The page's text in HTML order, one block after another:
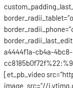
a4444f1a-cb4a-
[et_pb_video
image_src=”//